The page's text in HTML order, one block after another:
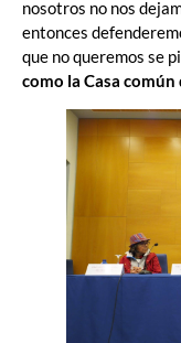
nosotros no nos
entonces
que no queremos se
como la Casa